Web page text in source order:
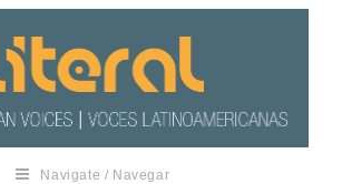
Navigate / Navegar